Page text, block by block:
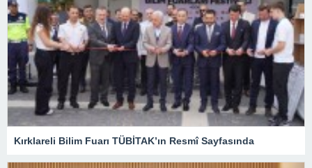
Kırklareli Bilim Fuarı TÜBİTAK’ın Resmî Sayfasında